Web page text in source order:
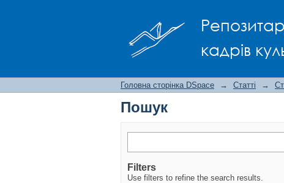
кадрів
Головна сторінка DSpace → Статті →
Пошук
Filters
Use filters to refine the search results.